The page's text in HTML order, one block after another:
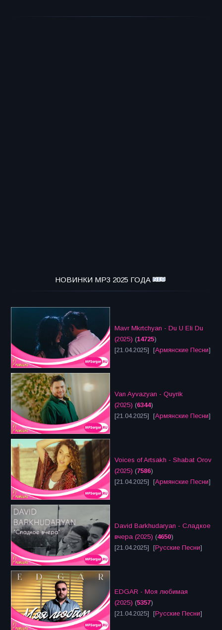
НОВИНКИ MP3 2025 ГОДА
Mavr Mkrtchyan - Du U Eli Du
(2025) (14725)
[21.04.2025] [Армянские Песни]
Van Ayvazyan - Quyrik
(2025) (6344)
[21.04.2025] [Армянские Песни]
Voices of Artsakh - Shabat Orov
(2025) (7586)
[21.04.2025] [Армянские Песни]
David Barkhudaryan - Сладкое
вчера (2025) (4650)
[21.04.2025] [Русские Песни]
EDGAR - Моя любимая
(2025) (5357)
[21.04.2025] [Русские Песни]